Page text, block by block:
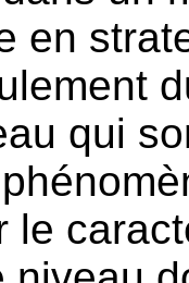
en
qui
le